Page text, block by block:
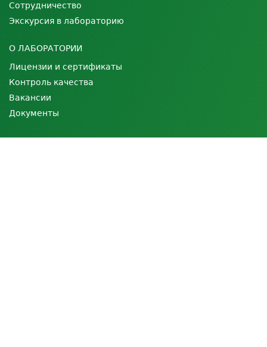
Сотрудничество
Экскурсия в лабораторию
О ЛАБОРАТОРИИ
Лицензии и сертификаты
Контроль качества
Вакансии
Документы